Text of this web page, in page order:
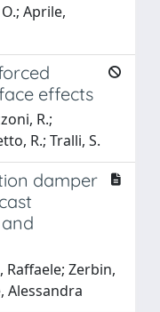
Aprile,
effects
R.;
R.; Tralli, S.
damper
Raffaele; Zerbin,
Alessandra